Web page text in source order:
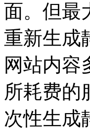
面。但最
重新生成
网站内容
所耗费的
次性生成